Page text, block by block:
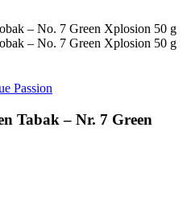
Passion
Tabak – Nr. 7 Green